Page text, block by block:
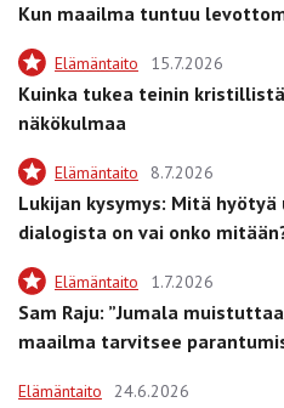
Kun maailma tuntuu
Elämäntaito 15.7.2026
Kuinka tukea teinin
näkökulmaa
Elämäntaito 8.7.2026
Lukijan kysymys: Mitä
dialogista on vai onko
Elämäntaito 1.7.2026
Sam Raju: ”Jumala
maailma tarvitsee
Elämäntaito 24.6.2026